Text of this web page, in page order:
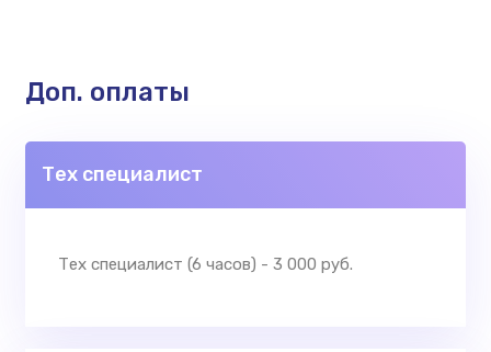
Доп. оплаты
Тех специалист
Тех специалист (6 часов) - 3 000 руб.